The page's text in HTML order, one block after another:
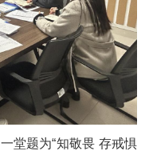
题为“知敬畏 存戒惧